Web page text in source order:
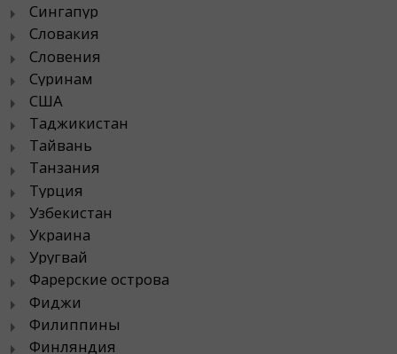
Сингапур
Словакия
Словения
Суринам
США
Таджикистан
Тайвань
Танзания
Турция
Узбекистан
Украина
Уругвай
Фарерские острова
Фиджи
Филиппины
Финляндия